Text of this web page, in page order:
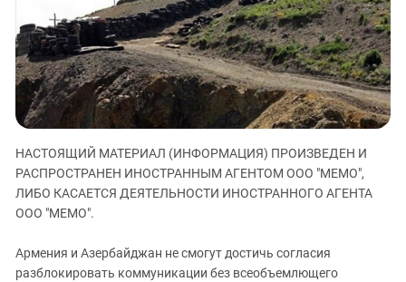
ЗАСТАВЛЯЕТ
КАВКАЗ ЗА ПАЛЕСТИНУ
ИНАКОМЫСЛИЕ В ЧЕЧНЕ
ПРЕСЛЕДОВАНИЕ АКТИВИСТОВ
МОБИЛИЗАЦИЯ И ПРОТЕСТЫ
Дагестан
Ингушетия
Кабардино-Балкария
Калмыкия
Карачаево-Черкесия
Краснодарский край
Российская Федерация
Северная Осетия - Алания
НАСТОЯЩИЙ МАТЕРИАЛ (ИНФОРМАЦИЯ) ПРОИЗВЕДЕН И
РАСПРОСТРАНЕН ИНОСТРАННЫМ АГЕНТОМ ООО "МЕМО",
ЛИБО КАСАЕТСЯ ДЕЯТЕЛЬНОСТИ ИНОСТРАННОГО АГЕНТА
ООО "МЕМО".
Армения и Азербайджан не смогут достичь согласия
разблокировать коммуникации без всеобъемлющего